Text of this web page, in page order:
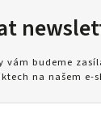
vám budeme
na našem e-